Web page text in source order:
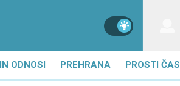
ODNOSI PREHRANA PROSTI ČAS